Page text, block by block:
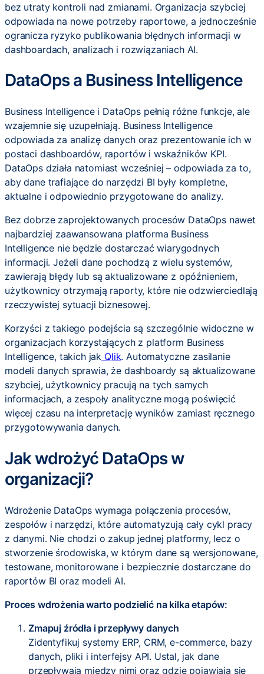
bez utraty kontroli nad zmianami. Organizacja szybciej
odpowiada na nowe potrzeby raportowe, a jednocześnie
ogranicza ryzyko publikowania błędnych informacji w
dashboardach, analizach i rozwiązaniach AI.
DataOps a Business Intelligence
Business Intelligence i DataOps pełnią różne funkcje, ale
wzajemnie się uzupełniają. Business Intelligence
odpowiada za analizę danych oraz prezentowanie ich w
postaci dashboardów, raportów i wskaźników KPI.
DataOps działa natomiast wcześniej – odpowiada za to,
aby dane trafiające do narzędzi BI były kompletne,
aktualne i odpowiednio przygotowane do analizy.
Bez dobrze zaprojektowanych procesów DataOps nawet
najbardziej zaawansowana platforma Business
Intelligence nie będzie dostarczać wiarygodnych
informacji. Jeżeli dane pochodzą z wielu systemów,
zawierają błędy lub są aktualizowane z opóźnieniem,
użytkownicy otrzymają raporty, które nie odzwierciedlają
rzeczywistej sytuacji biznesowej.
Korzyści z takiego podejścia są szczególnie widoczne w
organizacjach korzystających z platform Business
Intelligence, takich jak Qlik. Automatyczne zasilanie
modeli danych sprawia, że dashboardy są aktualizowane
szybciej, użytkownicy pracują na tych samych
informacjach, a zespoły analityczne mogą poświęcić
więcej czasu na interpretację wyników zamiast ręcznego
przygotowywania danych.
Jak wdrożyć DataOps w
organizacji?
Wdrożenie DataOps wymaga połączenia procesów,
zespołów i narzędzi, które automatyzują cały cykl pracy
z danymi. Nie chodzi o zakup jednej platformy, lecz o
stworzenie środowiska, w którym dane są wersjonowane,
testowane, monitorowane i bezpiecznie dostarczane do
raportów BI oraz modeli AI.
Proces wdrożenia warto podzielić na kilka etapów:
Zmapuj źródła i przepływy danych
Zidentyfikuj systemy ERP, CRM, e-commerce, bazy
danych, pliki i interfejsy API. Ustal, jak dane
przepływają między nimi oraz gdzie pojawiają się